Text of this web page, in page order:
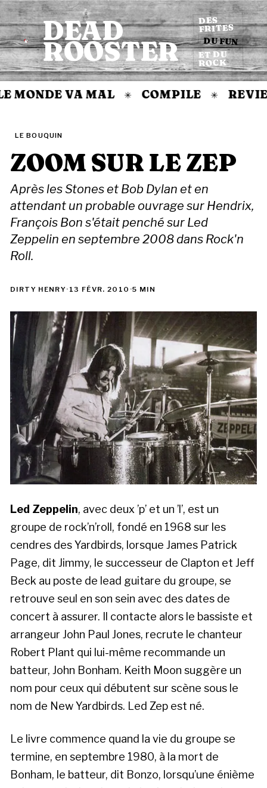
Accueil
DEAD
ROOSTER
DES
FRITES
DU FUN
ET DU
ROCK
VA MAL ✳ COMPILE ✳ REVIEW
LE BOUQUIN
ZOOM SUR LE ZEP
Après les Stones et Bob Dylan et en
attendant un probable ouvrage sur Hendrix,
François Bon s'était penché sur Led
Zeppelin en septembre 2008 dans Rock'n
Roll.
DIRTY HENRY· 13 FÉVR. 2010 ·5 MIN
Led Zeppelin, avec deux ’p’ et un ’l’, est un
groupe de rock’n’roll, fondé en 1968 sur les
cendres des Yardbirds, lorsque James Patrick
Page, dit Jimmy, le successeur de Clapton et Jeff
Beck au poste de lead guitare du groupe, se
retrouve seul en son sein avec des dates de
concert à assurer. Il contacte alors le bassiste et
arrangeur John Paul Jones, recrute le chanteur
Robert Plant qui lui-même recommande un
batteur, John Bonham. Keith Moon suggère un
nom pour ceux qui débutent sur scène sous le
nom de New Yardbirds. Led Zep est né.
Le livre commence quand la vie du groupe se
termine, en septembre 1980, à la mort de
Bonham, le batteur, dit Bonzo, lorsqu’une énième